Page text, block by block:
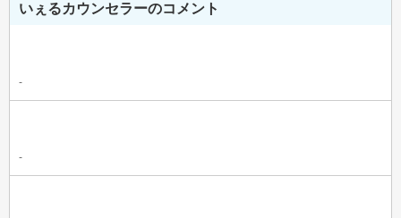
いぇるカウンセラーのコメント
-
-